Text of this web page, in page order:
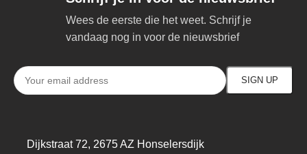
Wees de eerste die het weet. Schrijf je
vandaag nog in voor de nieuwsbrief
Dijkstraat 72, 2675 AZ Honselersdijk